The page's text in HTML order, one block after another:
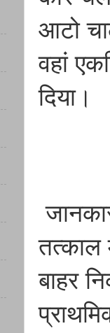
आटो
वहां
दिया।
तत्काल
बाहर